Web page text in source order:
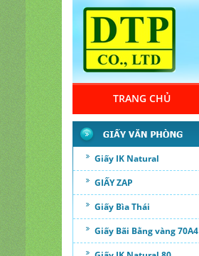
TRANG CHỦ
Giấy IK Natural
GIẤY ZAP
Giấy Bìa Thái
Giấy Bãi Bằng vàng 70A4